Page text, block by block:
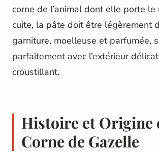
corne de l’animal dont elle porte le
cuite, la pâte doit être légèrement
garniture, moelleuse et parfumée,
parfaitement avec l’extérieur
croustillant.
Histoire et Origine
Corne de Gazelle